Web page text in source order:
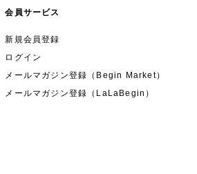
会員サービス
新規会員登録
ログイン
メールマガジン登録（Begin Market）
メールマガジン登録（LaLaBegin）